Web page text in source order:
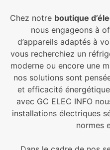
Chez notre boutique
nous engageons à
d’appareils adaptés à
vous recherchiez un
moderne ou encore une
nos solutions sont
et efficacité
avec GC ELEC INFO
installations électriques
normes